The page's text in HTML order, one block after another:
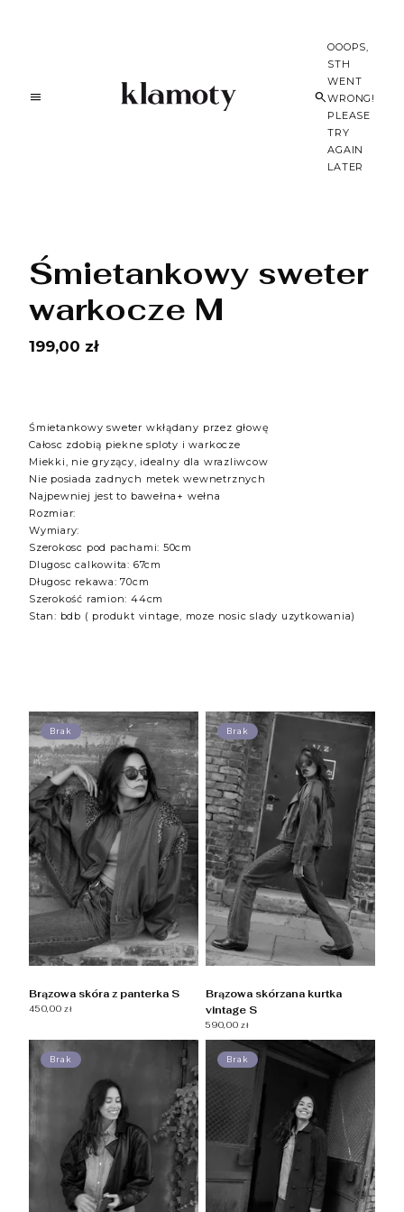
OOOPS,
STH
WENT
WRONG!
PLEASE
TRY
AGAIN
LATER
Śmietankowy sweter
warkocze M
199,00 zł
Śmietankowy sweter wkłądany przez głowę
Całosc zdobią piekne sploty i warkocze
Miekki, nie gryzący, idealny dla wrazliwcow
Nie posiada zadnych metek wewnetrznych
Najpewniej jest to bawełna+ wełna
Rozmiar:
Wymiary:
Szerokosc pod pachami: 50cm
Dlugosc calkowita: 67cm
Długosc rekawa: 70cm
Szerokość ramion: 44cm
Stan: bdb ( produkt vintage, moze nosic slady uzytkowania)
Brązowa skóra z panterka S
450,00 zł
Brak
Brązowa skórzana kurtka
vintage S
590,00 zł
Brak
Brak Brak